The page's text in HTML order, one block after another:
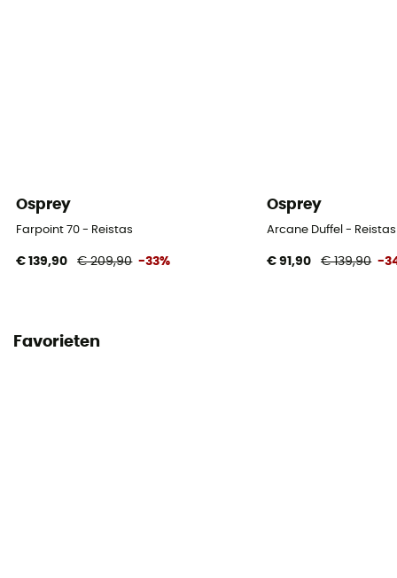
Osprey
Farpoint 70 - Reistas
€ 139,90 € 209,90 -33%
Osprey
Arcane Duffel - Reistas
€ 91,90 € 139,90 -
Favorieten